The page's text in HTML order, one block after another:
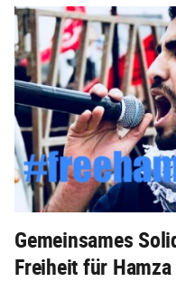
Gemeinsames
Freiheit für